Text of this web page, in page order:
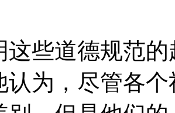
这些道德规范
认为，尽管各